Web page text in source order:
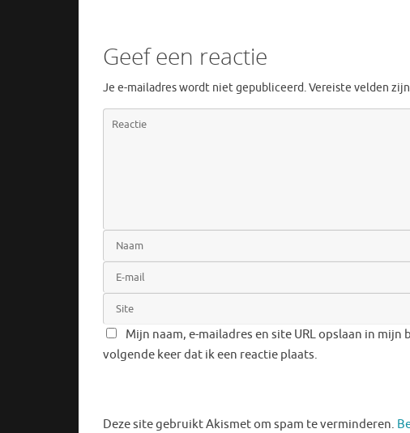
Geef een reactie
Je e-mailadres wordt niet gepubliceerd.Vereiste velden
Mijn naam, e-mailadres en site URL opslaan in mijn
volgende keer dat ik een reactie plaats.
Deze site gebruikt Akismet om spam te verminderen.